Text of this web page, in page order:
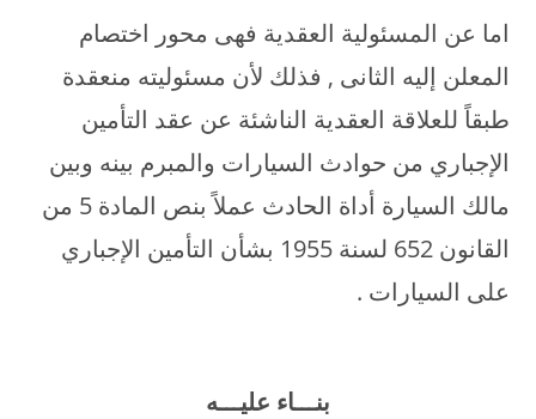
اما عن المسئولية العقدية فهى محور اختصام
المعلن إليه الثانى , فذلك لأن مسئوليته منعقدة
طبقاً للعلاقة العقدية الناشئة عن عقد التأمين
الإجباري من حوادث السيارات والمبرم بينه وبين
مالك السيارة أداة الحادث عملاً بنص المادة 5 من
القانون 652 لسنة 1955 بشأن التأمين الإجباري
على السيارات .
بنـــاء عليـــه